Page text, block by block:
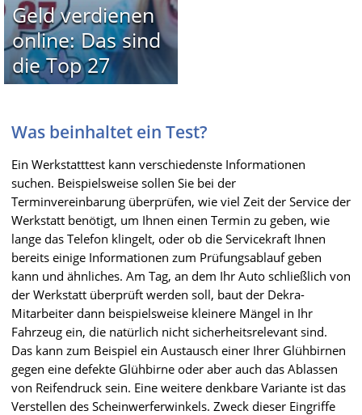
Geld verdienen
online: Das sind
die Top 27
Was beinhaltet ein Test?
Ein Werkstatttest kann verschiedenste Informationen
suchen. Beispielsweise sollen Sie bei der
Terminvereinbarung überprüfen, wie viel Zeit der Service der
Werkstatt benötigt, um Ihnen einen Termin zu geben, wie
lange das Telefon klingelt, oder ob die Servicekraft Ihnen
bereits einige Informationen zum Prüfungsablauf geben
kann und ähnliches. Am Tag, an dem Ihr Auto schließlich von
der Werkstatt überprüft werden soll, baut der Dekra-
Mitarbeiter dann beispielsweise kleinere Mängel in Ihr
Fahrzeug ein, die natürlich nicht sicherheitsrelevant sind.
Das kann zum Beispiel ein Austausch einer Ihrer Glühbirnen
gegen eine defekte Glühbirne oder aber auch das Ablassen
von Reifendruck sein. Eine weitere denkbare Variante ist das
Verstellen des Scheinwerferwinkels. Zweck dieser Eingriffe